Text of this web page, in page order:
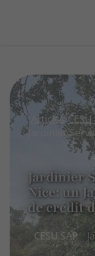
Articles CESU
Jardinier
Nice: un
de crédit
CESU SAP